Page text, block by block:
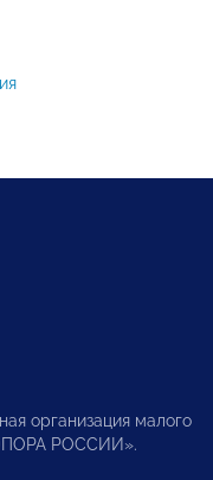
организация малого
РОССИИ».